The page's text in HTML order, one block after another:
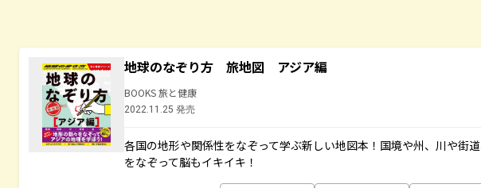
地球のなぞり方 旅地図 アジア編
BOOKS 旅と健康
2022.11.25 発売
各国の地形や関係性をなぞって学ぶ新しい地図本！国境や州、川や街
をなぞって脳もイキイキ！